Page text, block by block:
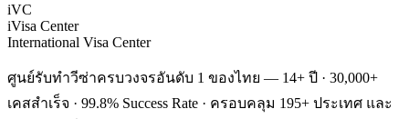
iVC
iVisa Center
International Visa Center
ศูนย์รับทำวีซ่าครบวงจรอันดับ 1 ของไทย — 14+ ปี · 30,000+
เคสสำเร็จ · 99.8% Success Rate · ครอบคลุม 195+ ประเทศ และ